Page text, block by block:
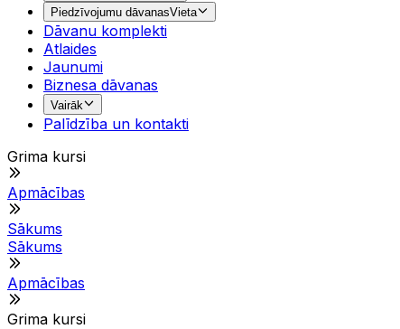
Piedzīvojumu dāvanasVieta
Dāvanu komplekti
Atlaides
Jaunumi
Biznesa dāvanas
Vairāk
Palīdzība un kontakti
Grima kursi
Apmācības
Sākums
Sākums
Apmācības
Grima kursi